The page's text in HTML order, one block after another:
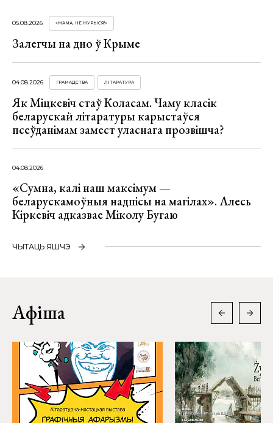
05.08.2026 «МАМА, НЕ ЖУРЫСЯ!»
Залегчы на дно ў Крыме
04.08.2026 ГРАМАДСТВА ЛІТАРАТУРА
Як Міцкевіч стаў Коласам. Чаму класік
беларускай літаратуры карыстаўся
псеўданімам замест уласнага прозвішча?
04.08.2026
«Сумна, калі наш максімум —
беларускамоўныя надпісы на магілах». Алесь
Кіркевіч адказвае Міколу Бугаю
ЧЫТАЦЬ ЯШЧЭ
Афіша